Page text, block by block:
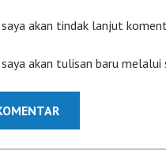
akan tindak lanjut
akan tulisan baru melalui